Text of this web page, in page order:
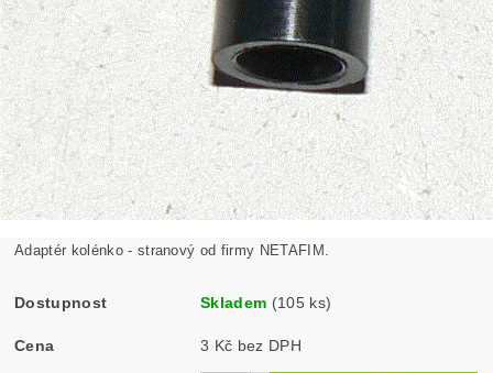
Adaptér kolénko - stranový od firmy NETAFIM.
Dostupnost Skladem (105 ks)
Cena 3 Kč bez DPH